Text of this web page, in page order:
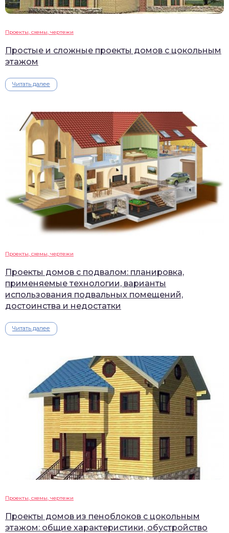
Проекты, схемы, чертежи
Простые и сложные проекты домов с цокольным
этажом
Читать далее
Проекты, схемы, чертежи
Проекты домов с подвалом: планировка,
применяемые технологии, варианты
использования подвальных помещений,
достоинства и недостатки
Читать далее
Проекты, схемы, чертежи
Проекты домов из пеноблоков с цокольным
этажом: общие характеристики, обустройство